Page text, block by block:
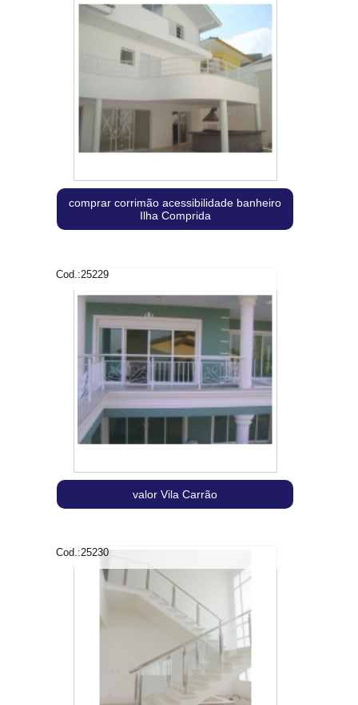
comprar corrimão acessibilidade banheiro
Ilha Comprida
Cod.:25229
valor Vila Carrão
Cod.:25230